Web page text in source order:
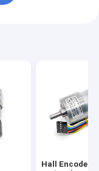
Hall Encoder